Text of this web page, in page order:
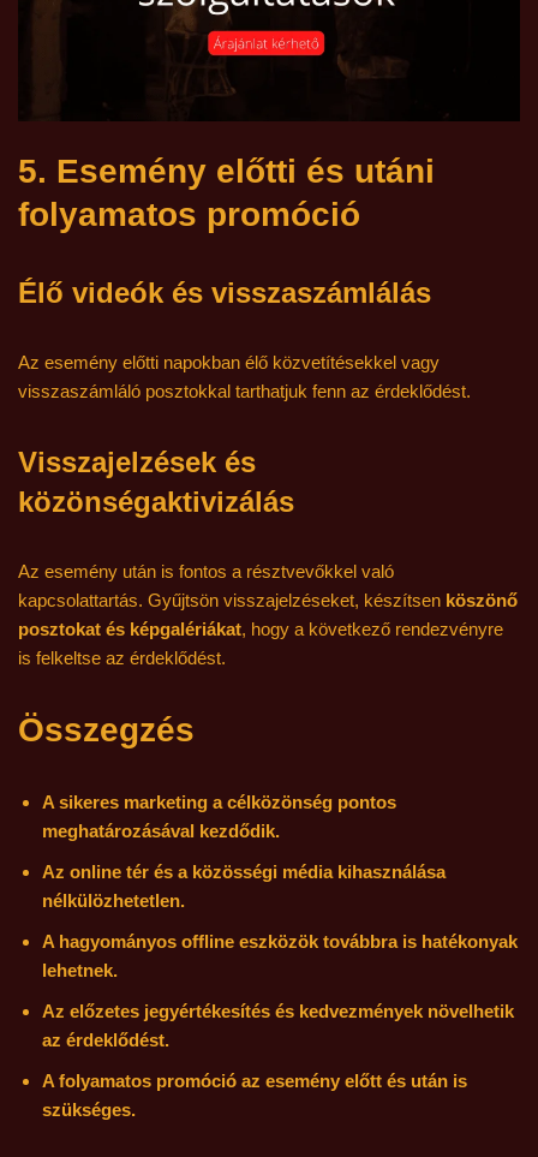
5. Esemény előtti és utáni
folyamatos promóció
Élő videók és visszaszámlálás
Az esemény előtti napokban élő közvetítésekkel vagy
visszaszámláló posztokkal tarthatjuk fenn az érdeklődést.
Visszajelzések és
közönségaktivizálás
Az esemény után is fontos a résztvevőkkel való
kapcsolattartás. Gyűjtsön visszajelzéseket, készítsen köszönő
posztokat és képgalériákat, hogy a következő rendezvényre
is felkeltse az érdeklődést.
Összegzés
A sikeres marketing a célközönség pontos
meghatározásával kezdődik.
Az online tér és a közösségi média kihasználása
nélkülözhetetlen.
A hagyományos offline eszközök továbbra is hatékonyak
lehetnek.
Az előzetes jegyértékesítés és kedvezmények növelhetik
az érdeklődést.
A folyamatos promóció az esemény előtt és után is
szükséges.